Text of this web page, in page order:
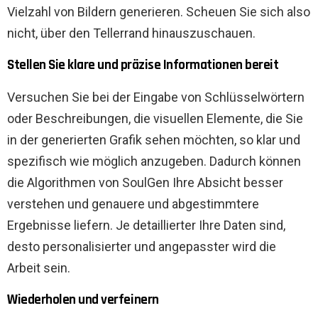
Vielzahl von Bildern generieren. Scheuen Sie sich also
nicht, über den Tellerrand hinauszuschauen.
Stellen Sie klare und präzise Informationen bereit
Versuchen Sie bei der Eingabe von Schlüsselwörtern
oder Beschreibungen, die visuellen Elemente, die Sie
in der generierten Grafik sehen möchten, so klar und
spezifisch wie möglich anzugeben. Dadurch können
die Algorithmen von SoulGen Ihre Absicht besser
verstehen und genauere und abgestimmtere
Ergebnisse liefern. Je detaillierter Ihre Daten sind,
desto personalisierter und angepasster wird die
Arbeit sein.
Wiederholen und verfeinern